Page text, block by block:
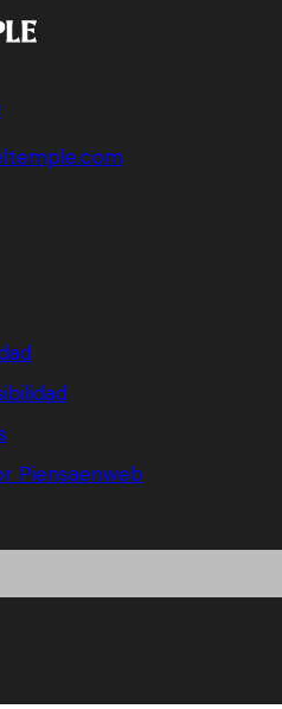
Piensaenweb